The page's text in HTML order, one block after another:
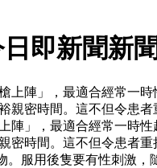
即新聞新聞
陣」，最適合經常一
密時間。這不但令患
」，最適合經常一時
時間。這不但令患者重
服用後隻要有性刺激